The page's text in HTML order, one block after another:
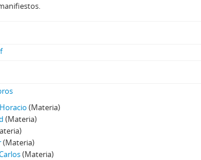
(Materia)
(Materia)
(Materia)
(Materia)